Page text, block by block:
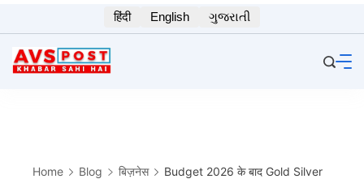
to
content
हिंदी English ગુજરાતી
Home Blog बिज़नेस
Budget 2026 के बाद Gold Silver